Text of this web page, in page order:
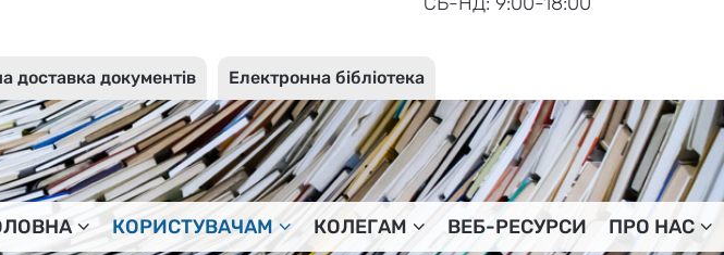
доставка документів Електронна бібліотека
КОРИСТУВАЧАМ КОЛЕГАМ ВЕБ-РЕСУРСИ ПРО НАС